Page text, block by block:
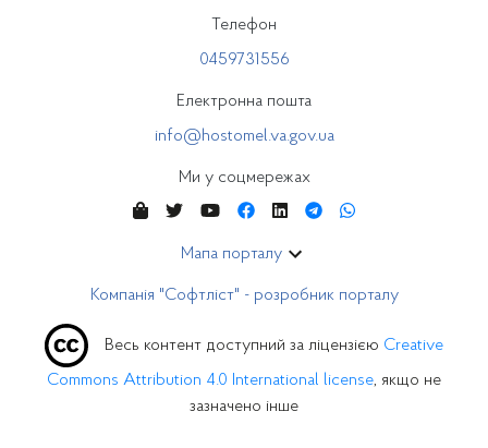
Телефон
0459731556
Електронна пошта
info@hostomel.va.gov.ua
Ми у соцмережах
Мапа порталу
Компанія "Софтліст" - розробник порталу
Весь контент доступний за ліцензією Creative
Commons Attribution 4.0 International license, якщо не
зазначено інше